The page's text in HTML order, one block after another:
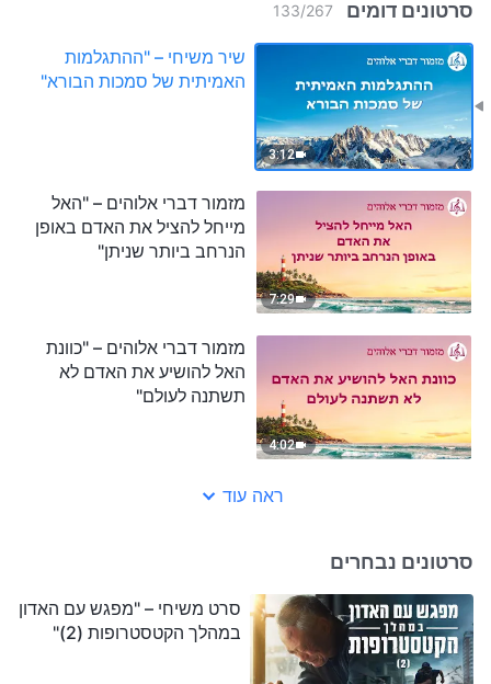
סרטונים דומים 133/267
3:12
שיר משיחי – "ההתגלמות
האמיתית של סמכות הבורא"
7:29
מזמור דברי אלוהים – "האל
מייחל להציל את האדם באופן
הנרחב ביותר שניתן"
4:02
מזמור דברי אלוהים – "כוונת
האל להושיע את האדם לא
תשתנה לעולם"
ראה עוד
סרטונים נבחרים
סרט משיחי – "מפגש עם האדון
במהלך הקטסטרופות (2)"